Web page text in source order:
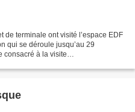
de terminale ont visité l’espace EDF
qui se déroule jusqu’au 29
consacré à la visite